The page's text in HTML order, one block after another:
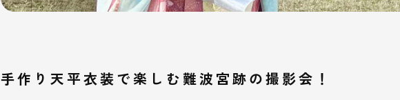
手作り天平衣装で楽しむ難波宮跡の撮影会！